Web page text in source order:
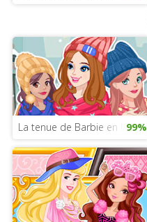
La tenue de Barbie en ligne
99%